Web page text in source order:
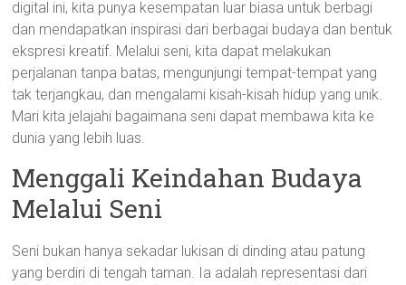
digital ini, kita punya kesempatan luar biasa untuk berbagi
dan mendapatkan inspirasi dari berbagai budaya dan bentuk
ekspresi kreatif. Melalui seni, kita dapat melakukan
perjalanan tanpa batas, mengunjungi tempat-tempat yang
tak terjangkau, dan mengalami kisah-kisah hidup yang unik.
Mari kita jelajahi bagaimana seni dapat membawa kita ke
dunia yang lebih luas.
Menggali Keindahan Budaya
Melalui Seni
Seni bukan hanya sekadar lukisan di dinding atau patung
yang berdiri di tengah taman. Ia adalah representasi dari